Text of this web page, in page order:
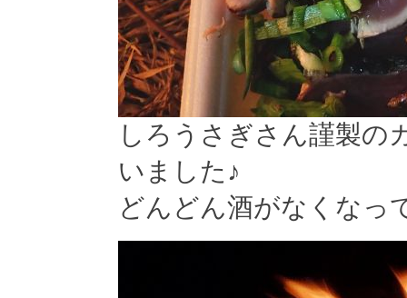
しろうさぎさん謹製の
いました♪
どんどん酒がなくなっ